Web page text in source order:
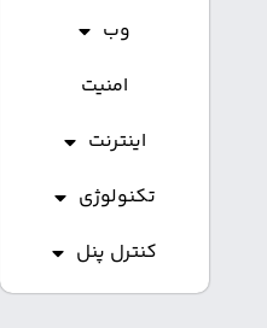
وب
امنیت
اینترنت
تکنولوژی
کنترل پنل